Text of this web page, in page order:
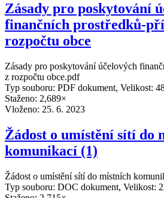
Zásady pro poskytování
finančních prostředků-
rozpočtu obce
Zásady pro poskytování účelových
z rozpočtu obce.pdf
Typ souboru: PDF dokument, Velikost:
Staženo: 2,689×
Vloženo: 25. 6. 2023
Žádost o umístění sítí do
komunikací (1)
Žádost o umístění sítí do místních
Typ souboru: DOC dokument, Velikost: